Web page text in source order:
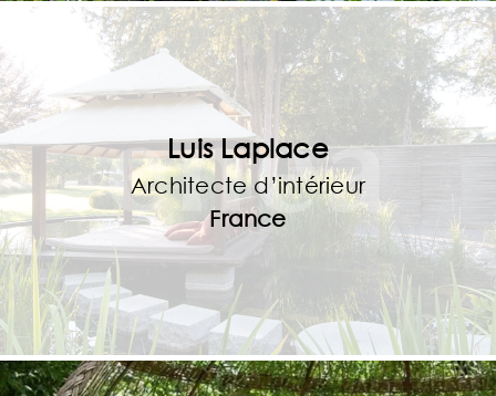
Luis Laplace
Architecte d’intérieur
France